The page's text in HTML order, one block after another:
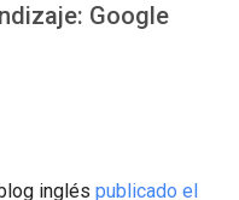
Google
inglés publicado el